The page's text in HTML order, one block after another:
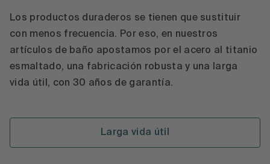
Los productos duraderos se tienen que sustituir
con menos frecuencia. Por eso, en nuestros
artículos de baño apostamos por el acero al titanio
esmaltado, una fabricación robusta y una larga
vida útil, con 30 años de garantía.
Larga vida útil